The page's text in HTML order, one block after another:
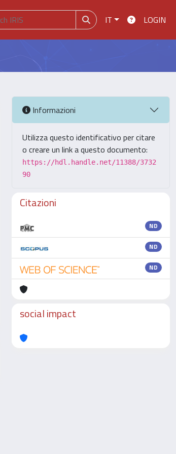
IT LOGIN
Informazioni
Utilizza questo identificativo per citare
o creare un link a questo documento:
https://hdl.handle.net/11388/3732
90
Citazioni
ND
ND
ND
social impact